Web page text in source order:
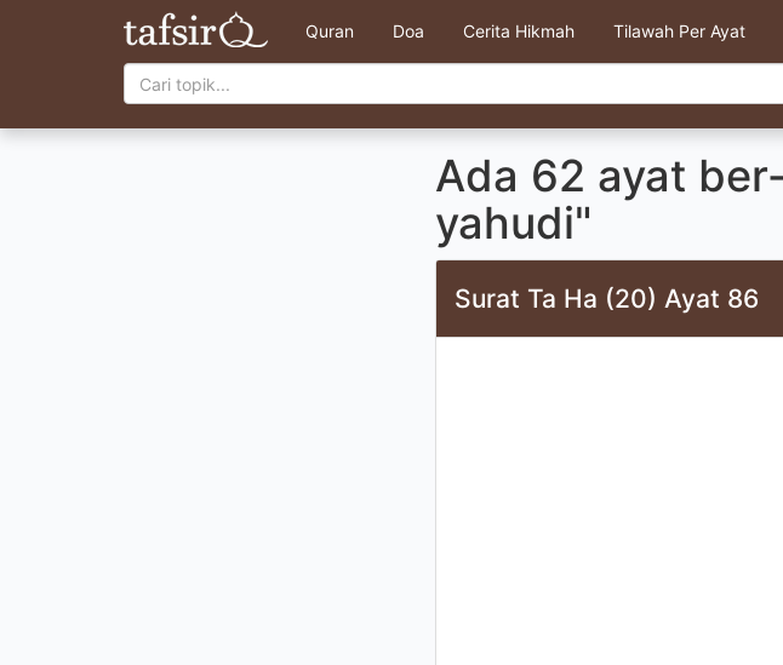
Quran Doa Cerita Hikmah Tilawah Per Ayat
Ada 62 ayat
yahudi"
Surat Ta Ha (20) Ayat 86